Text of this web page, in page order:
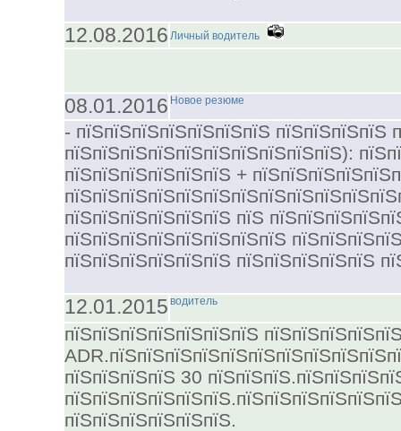
12.08.2016 Личный водитель
08.01.2016 Новое резюме
- пїЅпїЅпїЅпїЅпїЅпїЅпїЅ пїЅпїЅпїЅпїЅ
пїЅпїЅпїЅпїЅпїЅпїЅпїЅпїЅпїЅпїЅ):
пїЅпїЅпїЅпїЅпїЅпїЅ +
пїЅпїЅпїЅпїЅпїЅпїЅ пїЅ
пїЅпїЅпїЅпїЅпїЅпїЅпїЅпїЅ
пїЅпїЅпїЅпїЅпїЅпїЅ пїЅпїЅпїЅпїЅпїЅ
12.01.2015 водитель
пїЅпїЅпїЅпїЅпїЅпїЅпїЅ
пїЅпїЅпїЅпїЅ 30
пїЅпїЅпїЅпїЅпїЅпїЅ.